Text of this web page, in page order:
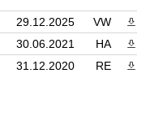
29.12.2025 VW
30.06.2021 HA
31.12.2020 RE